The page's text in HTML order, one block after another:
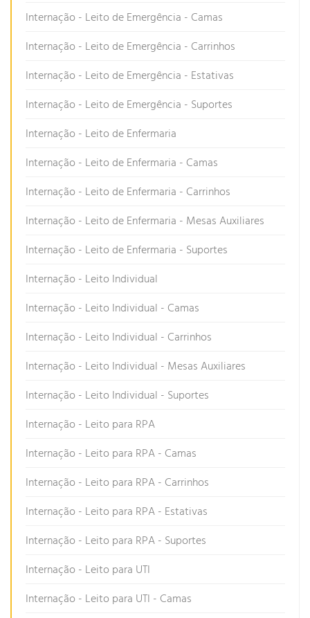
Internação - Leito de Emergência - Camas
Internação - Leito de Emergência - Carrinhos
Internação - Leito de Emergência - Estativas
Internação - Leito de Emergência - Suportes
Internação - Leito de Enfermaria
Internação - Leito de Enfermaria - Camas
Internação - Leito de Enfermaria - Carrinhos
Internação - Leito de Enfermaria - Mesas Auxiliares
Internação - Leito de Enfermaria - Suportes
Internação - Leito Individual
Internação - Leito Individual - Camas
Internação - Leito Individual - Carrinhos
Internação - Leito Individual - Mesas Auxiliares
Internação - Leito Individual - Suportes
Internação - Leito para RPA
Internação - Leito para RPA - Camas
Internação - Leito para RPA - Carrinhos
Internação - Leito para RPA - Estativas
Internação - Leito para RPA - Suportes
Internação - Leito para UTI
Internação - Leito para UTI - Camas